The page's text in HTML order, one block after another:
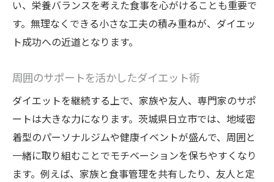
い、栄養バランスを考えた食事を心がけることも重要で
す。無理なくできる小さな工夫の積み重ねが、ダイエッ
ト成功への近道となります。
周囲のサポートを活かしたダイエット術
ダイエットを継続する上で、家族や友人、専門家のサポ
ートは大きな力になります。茨城県日立市では、地域密
着型のパーソナルジムや健康イベントが盛んで、周囲と
一緒に取り組むことでモチベーションを保ちやすくなり
ます。例えば、家族と食事管理を共有したり、友人と定